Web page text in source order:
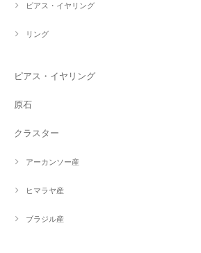
ピアス・イヤリング
リング
ピアス・イヤリング
原石
クラスター
アーカンソー産
ヒマラヤ産
ブラジル産